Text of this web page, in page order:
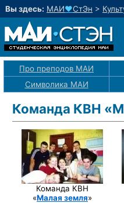
Вы здесь: МАИ♥СтЭн >
Про преподов МАИ
Символика МАИ
Команда КВН
Команда КВН
«Малая земля»